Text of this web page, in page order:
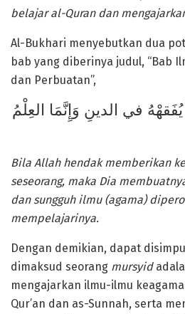
belajar al-Quran dan
Al-Bukhari menyebutkan dua
bab yang diberinya judul, “Bab
dan Perbuatan”,
في الدينِ وَإِنَّمَا العِلْمُ
Bila Allah hendak memberikan
seseorang, maka Dia
dan sungguh ilmu (agama)
mempelajarinya.
Dengan demikian, dapat
dimaksud seorang mursyid
mengajarkan ilmu-ilmu
Qur’an dan as-Sunnah, serta